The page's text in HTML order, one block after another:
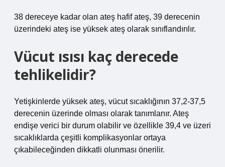
38 dereceye kadar olan ateş hafif ateş, 39 derecenin
üzerindeki ateş ise yüksek ateş olarak sınıflandırılır.
Vücut ısısı kaç derecede
tehlikelidir?
Yetişkinlerde yüksek ateş, vücut sıcaklığının 37,2-37,5
derecenin üzerinde olması olarak tanımlanır. Ateş
endişe verici bir durum olabilir ve özellikle 39,4 ve üzeri
sıcaklıklarda çeşitli komplikasyonlar ortaya
çıkabileceğinden dikkatli olunması önerilir.